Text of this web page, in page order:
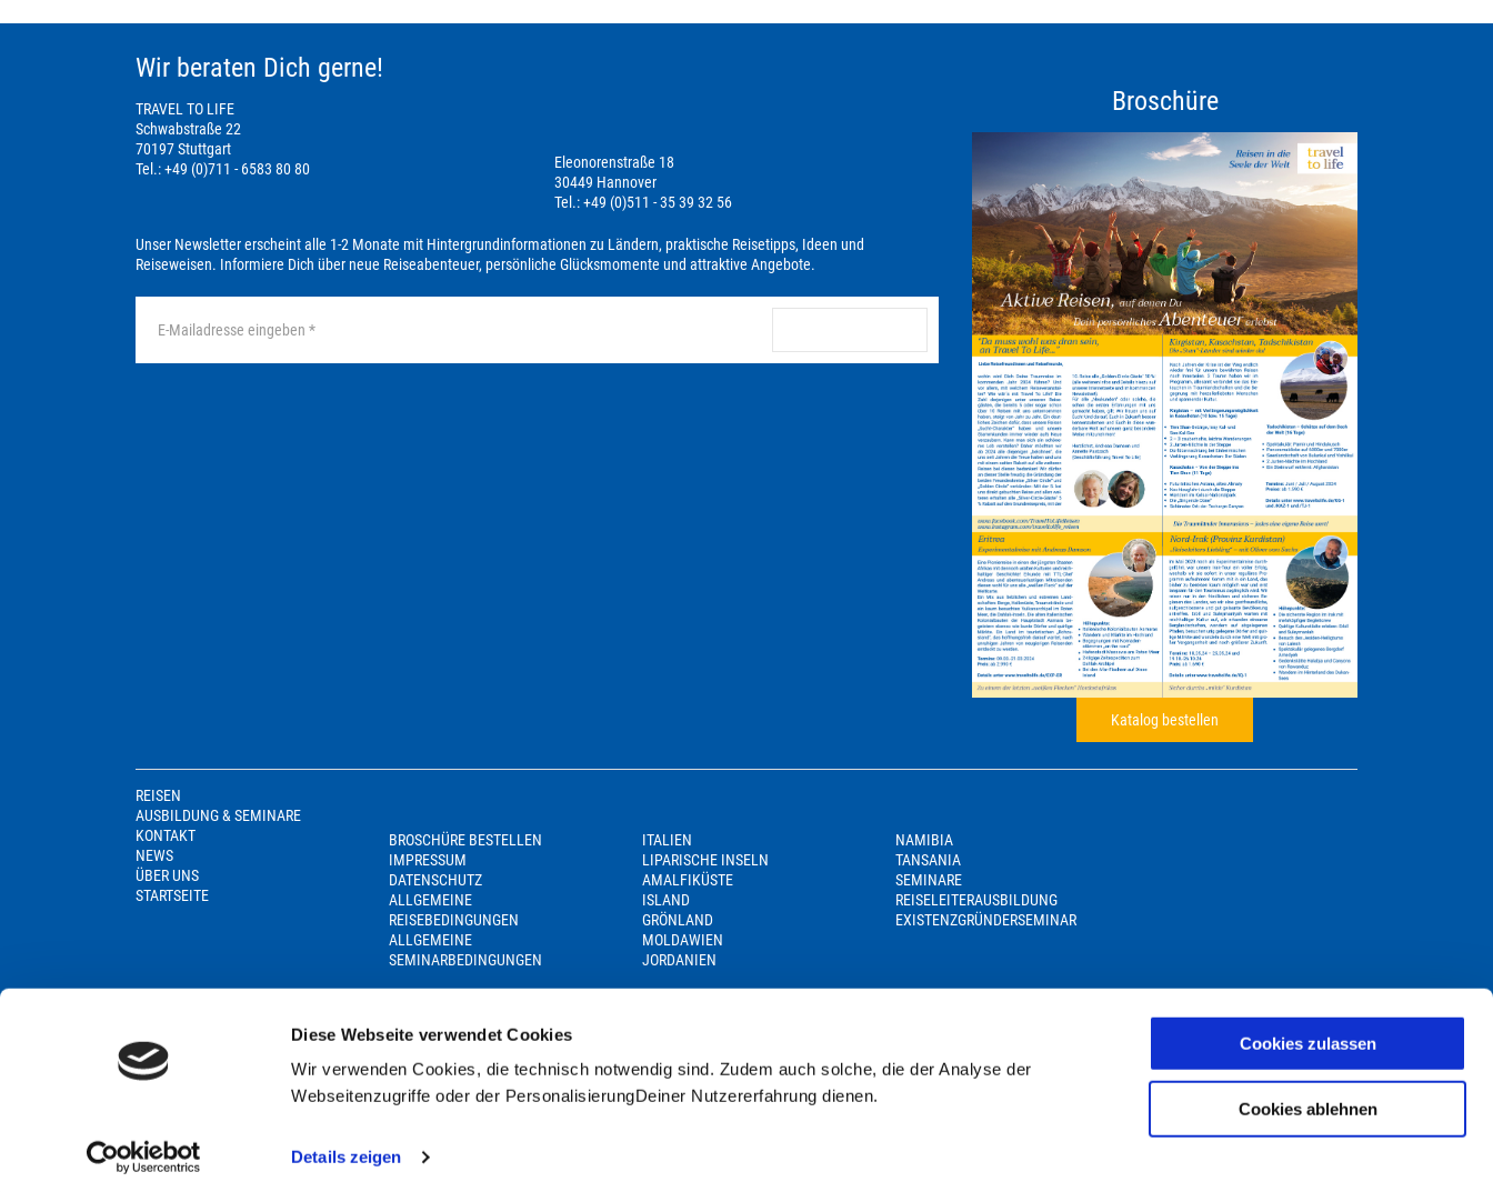
Diese Webseite verwendet Cookies
Wir verwenden Cookies, die technisch notwendig sind. Zudem auch solche, die der Analyse der
Webseitenzugriffe oder der PersonalisierungDeiner Nutzererfahrung dienen.
Details zeigen
Cookies zulassen
Cookies ablehnen
Wir beraten Dich gerne!
TRAVEL TO LIFE
Schwabstraße 22
70197 Stuttgart
Tel.: +49 (0)711 - 6583 80 80
Eleonorenstraße 18
30449 Hannover
Tel.: +49 (0)511 - 35 39 32 56
Unser Newsletter erscheint alle 1-2 Monate mit Hintergrundinformationen zu Ländern, praktische Reisetipps, Ideen und
Reiseweisen. Informiere Dich über neue Reiseabenteuer, persönliche Glücksmomente und attraktive Angebote.
Broschüre
Katalog bestellen
REISEN
AUSBILDUNG & SEMINARE
KONTAKT
NEWS
ÜBER UNS
STARTSEITE
BROSCHÜRE BESTELLEN
IMPRESSUM
DATENSCHUTZ
ALLGEMEINE
REISEBEDINGUNGEN
ALLGEMEINE
SEMINARBEDINGUNGEN
ITALIEN
LIPARISCHE INSELN
AMALFIKÜSTE
ISLAND
GRÖNLAND
MOLDAWIEN
JORDANIEN
NAMIBIA
TANSANIA
SEMINARE
REISELEITERAUSBILDUNG
EXISTENZGRÜNDERSEMINAR